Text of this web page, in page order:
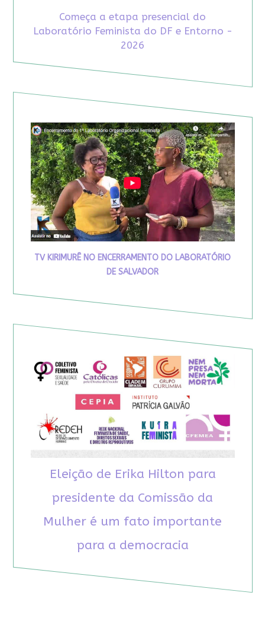
Começa a etapa presencial do
Laboratório Feminista do DF e Entorno -
2026
TV KIRIMURÊ NO ENCERRAMENTO DO LABORATÓRIO
DE SALVADOR
Eleição de Erika Hilton para
presidente da Comissão da
Mulher é um fato importante
para a democracia